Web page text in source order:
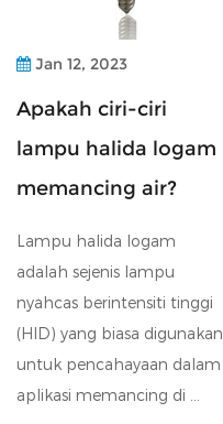
Jan 12, 2023
Apakah ciri-ciri
lampu halida logam
memancing air?
Lampu halida logam
adalah sejenis lampu
nyahcas berintensiti tinggi
(HID) yang biasa digunakan
untuk pencahayaan dalam
aplikasi memancing di ...